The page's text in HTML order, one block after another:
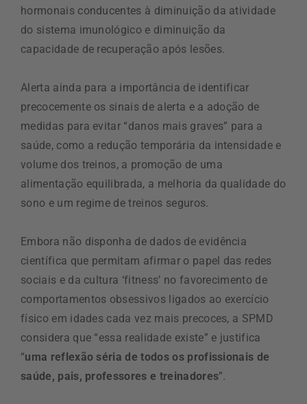
hormonais conducentes à diminuição da atividade
do sistema imunológico e diminuição da
capacidade de recuperação após lesões.
Alerta ainda para a importância de identificar
precocemente os sinais de alerta e a adoção de
medidas para evitar “danos mais graves” para a
saúde, como a redução temporária da intensidade e
volume dos treinos, a promoção de uma
alimentação equilibrada, a melhoria da qualidade do
sono e um regime de treinos seguros.
Embora não disponha de dados de evidência
científica que permitam afirmar o papel das redes
sociais e da cultura ‘fitness’ no favorecimento de
comportamentos obsessivos ligados ao exercício
físico em idades cada vez mais precoces, a SPMD
considera que “essa realidade existe” e justifica
“uma reflexão séria de todos os profissionais de
saúde, pais, professores e treinadores”.